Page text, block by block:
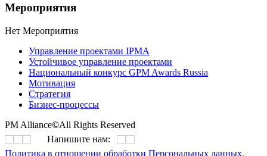
Мероприятия
Нет Мероприятия
Управление проектами IPMA
Устойчивое управление проектами
Национальный конкурс GPM Awards Russia
Мотивация
Стратегия
Бизнес-процессы
PM Alliance©All Rights Reserved
Напишите нам:
Политика в отношении обработки Персональных данных.